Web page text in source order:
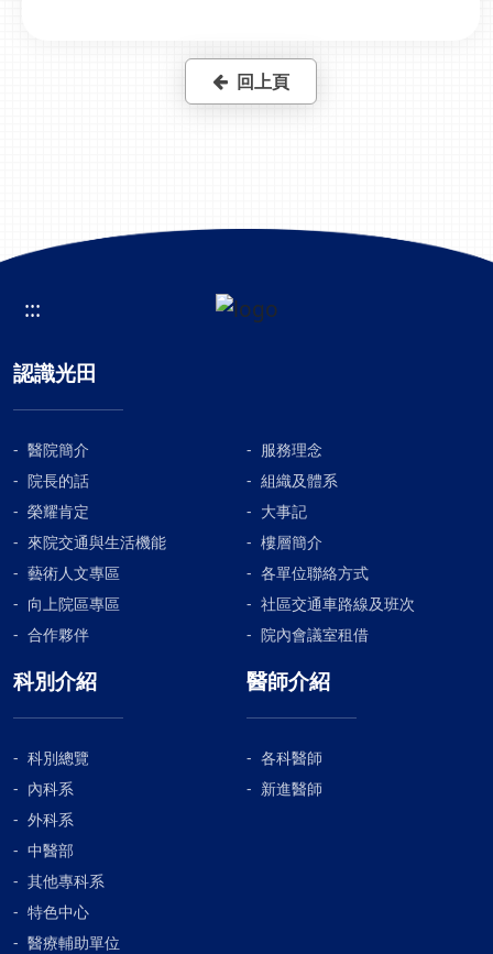
回上頁
:::
認識光田
醫院簡介
服務理念
院長的話
組織及體系
榮耀肯定
大事記
來院交通與生活機能
樓層簡介
藝術人文專區
各單位聯絡方式
向上院區專區
社區交通車路線及班次
合作夥伴
院內會議室租借
科別介紹
科別總覽
內科系
外科系
中醫部
其他專科系
特色中心
醫療輔助單位
醫師介紹
各科醫師
新進醫師